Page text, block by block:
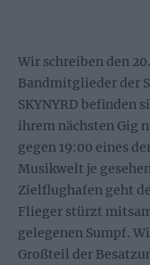
Wir schreiben den
Bandmitglieder der
SKYNYRD befinden
ihrem nächsten Gig
gegen 19:00 eines
Musikwelt je
Zielflughafen geht
Flieger stürzt
gelegenen Sumpf.
Großteil der